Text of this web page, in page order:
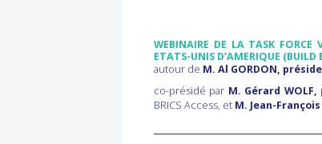
WEBINAIRE DE LA TASK FORCE
ETATS-UNIS D’AMERIQUE (BUILD
autour de M. Al GORDON,
co-présidé par M. Gérard WOLF,
BRICS Access, et M. Jean-